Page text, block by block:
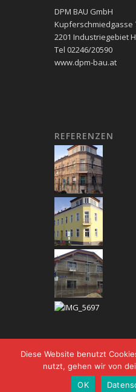
DPM BAU GmbH
Kupferschmiedgasse
2201 Industriegebiet
Tel 02246/20590
www.dpm-bau.at
REFERENZEN
© Copyright - DPM-BAU
Diese Website benutzt
nutzt, gehen wir von
OK